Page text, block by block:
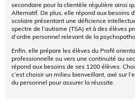
secondaire pour la clientèle régulière ainsi
Alternatif. De plus, elle répond aux besoins
scolaire présentant une déficience
spectre de l’autisme (TSA) et à des élèves
d’ordre personnel relevant de la
Enfin, elle prépare les élèves du Profil
professionnelle ou vers une continuité au
répond aux besoins de ses 1200 élèves.
c’est choisir un milieu bienveillant, axé sur
du personnel pour assurer la réussite.